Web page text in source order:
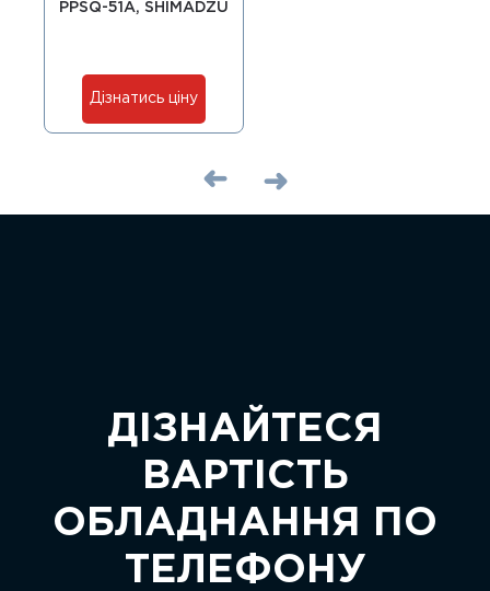
PPSQ-51A, SHIMADZU
Дізнатись ціну
ДІЗНАЙТЕСЯ
ВАРТІСТЬ
ОБЛАДНАННЯ ПО
ТЕЛЕФОНУ